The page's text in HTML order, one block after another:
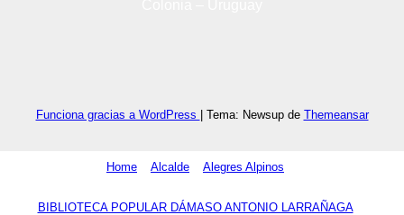
Funciona gracias a WordPress | Tema: Newsup de Themeansar
Home Alcalde Alegres Alpinos
BIBLIOTECA POPULAR DÁMASO ANTONIO LARRAÑAGA